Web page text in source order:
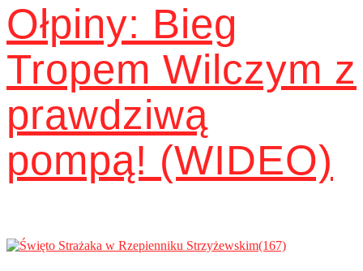
Ołpiny: Bieg
Tropem Wilczym z
prawdziwą
pompą! (WIDEO)